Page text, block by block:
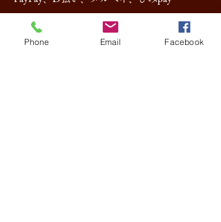
お取消料について
Phone Email Facebook